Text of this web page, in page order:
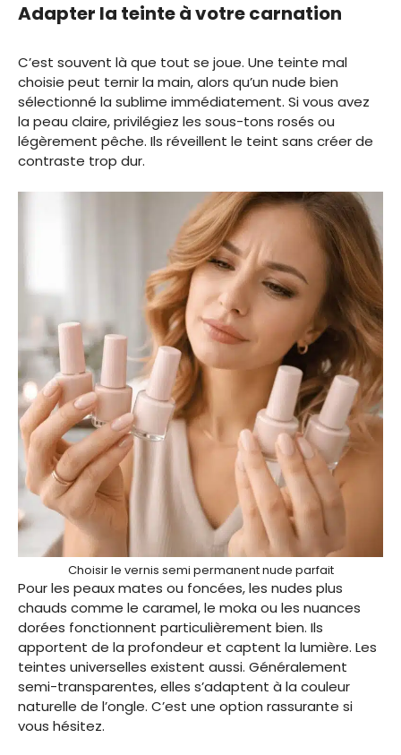
Adapter la teinte à votre carnation
C’est souvent là que tout se joue. Une teinte mal
choisie peut ternir la main, alors qu’un nude bien
sélectionné la sublime immédiatement. Si vous avez
la peau claire, privilégiez les sous-tons rosés ou
légèrement pêche. Ils réveillent le teint sans créer de
contraste trop dur.
Choisir le vernis semi permanent nude parfait
Pour les peaux mates ou foncées, les nudes plus
chauds comme le caramel, le moka ou les nuances
dorées fonctionnent particulièrement bien. Ils
apportent de la profondeur et captent la lumière. Les
teintes universelles existent aussi. Généralement
semi-transparentes, elles s’adaptent à la couleur
naturelle de l’ongle. C’est une option rassurante si
vous hésitez.